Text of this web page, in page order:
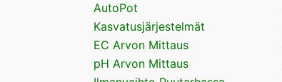
AutoPot
Kasvatusjärjestelmät
EC Arvon Mittaus
pH Arvon Mittaus